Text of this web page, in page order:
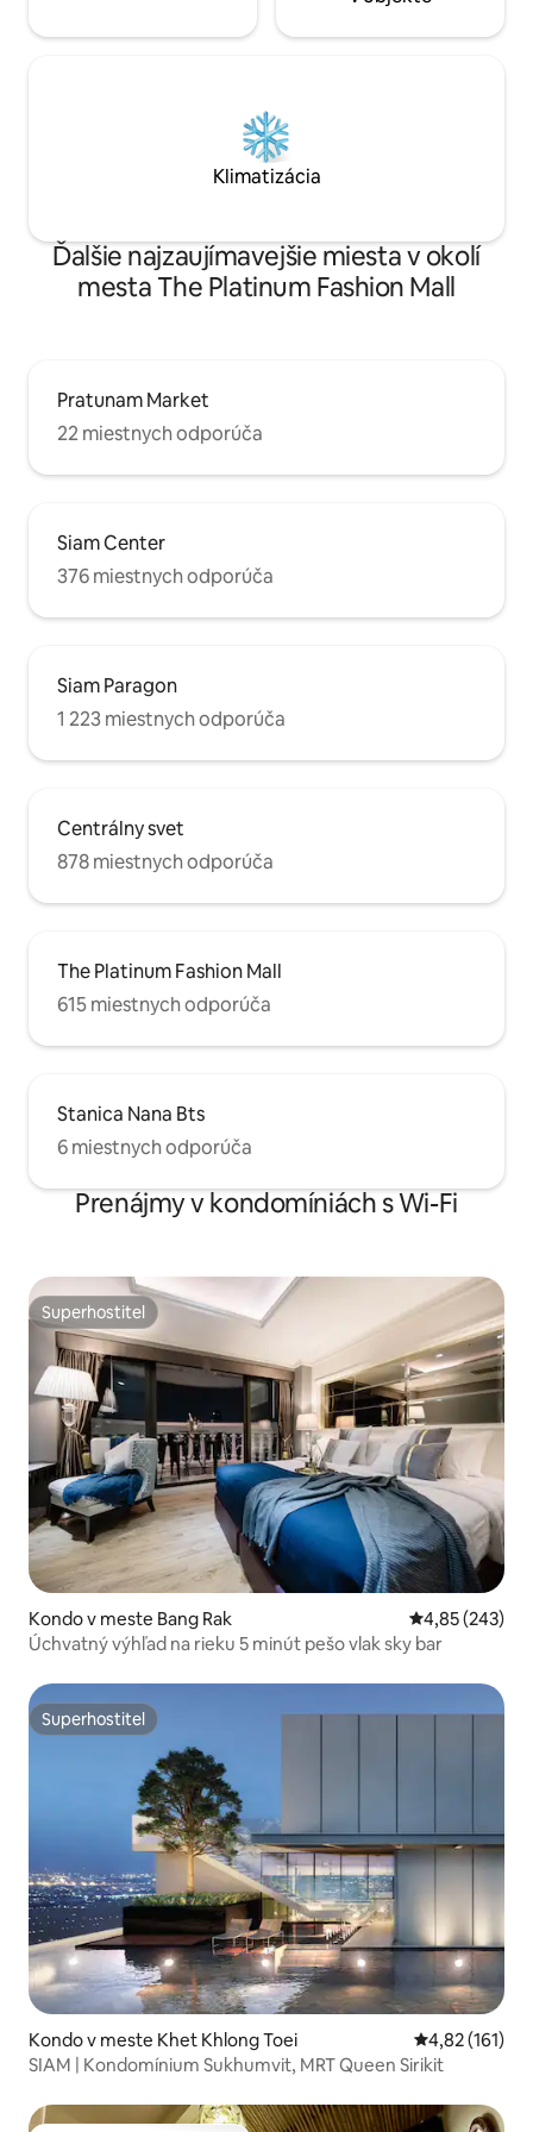
Klimatizácia
Ďalšie najzaujímavejšie miesta v okolí
mesta The Platinum Fashion Mall
Pratunam Market
22 miestnych odporúča
Siam Center
376 miestnych odporúča
Siam Paragon
1 223 miestnych odporúča
Centrálny svet
878 miestnych odporúča
The Platinum Fashion Mall
615 miestnych odporúča
Stanica Nana Bts
6 miestnych odporúča
Prenájmy v kondomíniách s Wi-Fi
Superhostiteľ
Superhostiteľ
Kondo v meste Bang Rak Priemerné
4,85 (243)
Úchvatný výhľad na rieku 5 minút pešo vlak sky bar
Superhostiteľ
Superhostiteľ
Kondo v meste Khet Khlong Toei Priemerné
4,82 (161)
SIAM | Kondomínium Sukhumvit, MRT Queen Sirikit